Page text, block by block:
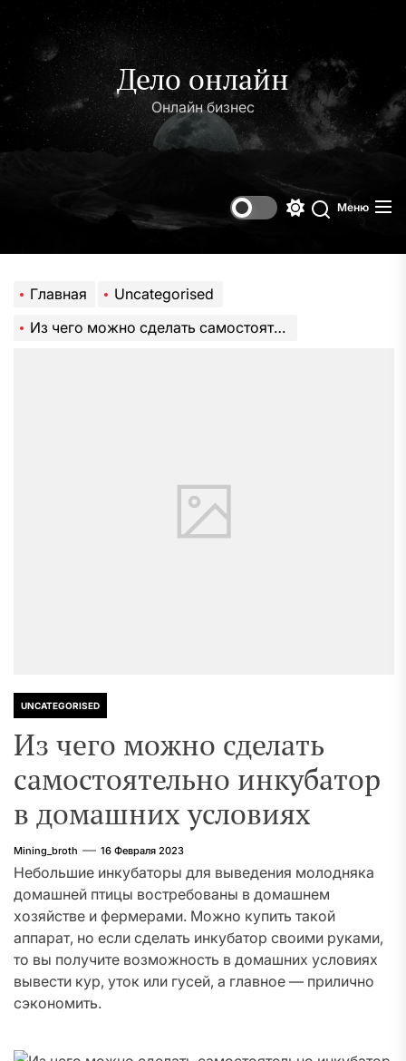
содержимому
Дело онлайн
Онлайн бизнес
Поиск
Меню
Главная
Uncategorised
Из чего можно сделать самостоятельно инкубатор в домашних условиях
UNCATEGORISED
Из чего можно сделать
самостоятельно инкубатор
в домашних условиях
Mining_broth 16 Февраля 2023
Небольшие инкубаторы для выведения молодняка
домашней птицы востребованы в домашнем
хозяйстве и фермерами. Можно купить такой
аппарат, но если сделать инкубатор своими руками,
то вы получите возможность в домашних условиях
вывести кур, уток или гусей, а главное — прилично
сэкономить.